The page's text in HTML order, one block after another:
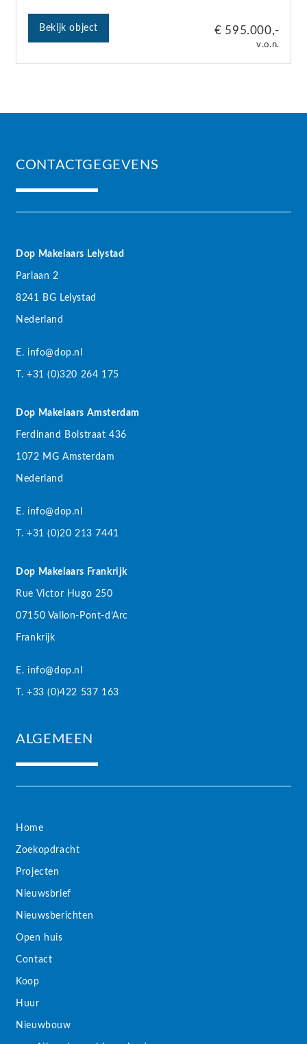
€ 595.000,-
v.o.n.
Bekijk object
CONTACTGEGEVENS
Dop Makelaars Lelystad
Parlaan 2
8241 BG Lelystad
Nederland
E. info@dop.nl
T. +31 (0)320 264 175
Dop Makelaars Amsterdam
Ferdinand Bolstraat 436
1072 MG Amsterdam
Nederland
E. info@dop.nl
T. +31 (0)20 213 7441
Dop Makelaars Frankrijk
Rue Victor Hugo 250
07150 Vallon-Pont-d’Arc
Frankrijk
E. info@dop.nl
T. +33 (0)422 537 163
ALGEMEEN
Home
Zoekopdracht
Projecten
Nieuwsbrief
Nieuwsberichten
Open huis
Contact
Koop
Huur
Nieuwbouw